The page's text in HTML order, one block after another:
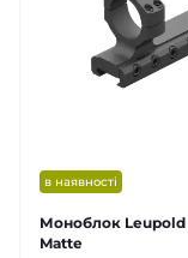
в наявності
Моноблок Leupold
Matte